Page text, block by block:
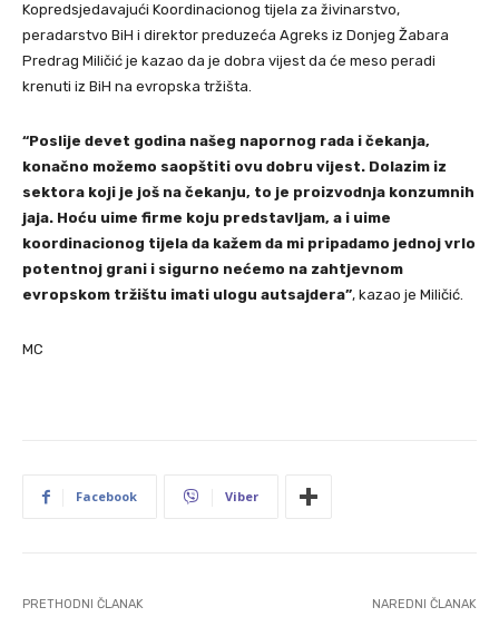
Kopredsjedavajući Koordinacionog tijela za živinarstvo,
peradarstvo BiH i direktor preduzeća Agreks iz Donjeg Žabara
Predrag Miličić je kazao da je dobra vijest da će meso peradi
krenuti iz BiH na evropska tržišta.
“Poslije devet godina našeg napornog rada i čekanja,
konačno možemo saopštiti ovu dobru vijest. Dolazim iz
sektora koji je još na čekanju, to je proizvodnja konzumnih
jaja. Hoću uime firme koju predstavljam, a i uime
koordinacionog tijela da kažem da mi pripadamo jednoj vrlo
potentnoj grani i sigurno nećemo na zahtjevnom
evropskom tržištu imati ulogu autsajdera”, kazao je Miličić.
MC
Facebook Viber
PRETHODNI ČLANAK NAREDNI ČLANAK